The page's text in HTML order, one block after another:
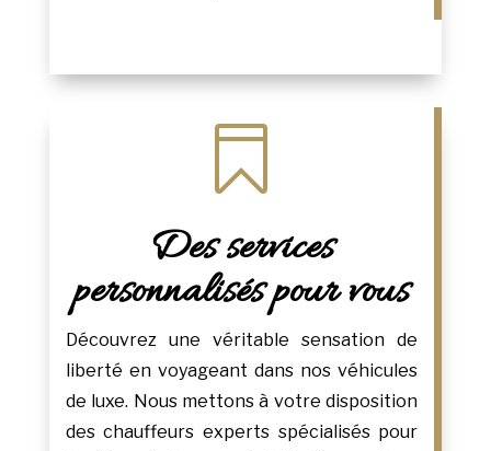

Des services
personnalisés pour vous
Découvrez une véritable sensation de
liberté en voyageant dans nos véhicules
de luxe. Nous mettons à votre disposition
des chauffeurs experts spécialisés pour